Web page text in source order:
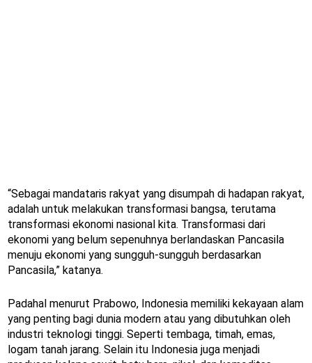
“Sebagai mandataris rakyat yang disumpah di hadapan rakyat,
adalah untuk melakukan transformasi bangsa, terutama
transformasi ekonomi nasional kita. Transformasi dari
ekonomi yang belum sepenuhnya berlandaskan Pancasila
menuju ekonomi yang sungguh-sungguh berdasarkan
Pancasila,” katanya.
Padahal menurut Prabowo, Indonesia memiliki kekayaan alam
yang penting bagi dunia modern atau yang dibutuhkan oleh
industri teknologi tinggi. Seperti tembaga, timah, emas,
logam tanah jarang. Selain itu Indonesia juga menjadi